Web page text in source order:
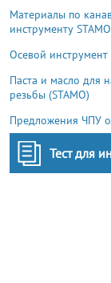
Материалы по
инструменту STAMO
Осевой инструмент
Паста и масло для
резьбы (STAMO)
Предложения ЧПУ
Тест для